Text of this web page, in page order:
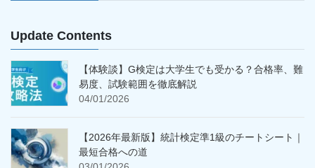
Update Contents
【体験談】G検定は大学生でも受かる？合格率、難
易度、試験範囲を徹底解説
04/01/2026
【2026年最新版】統計検定準1級のチートシート｜
最短合格への道